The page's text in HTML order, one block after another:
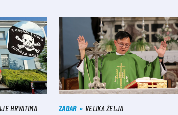
HRVATIMA ZADAR VELIKA ŽELJA